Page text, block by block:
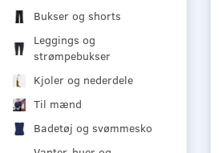
Bukser og shorts
Leggings og
strømpebukser
Kjoler og nederdele
Til mænd
Badetøj og svømmesko